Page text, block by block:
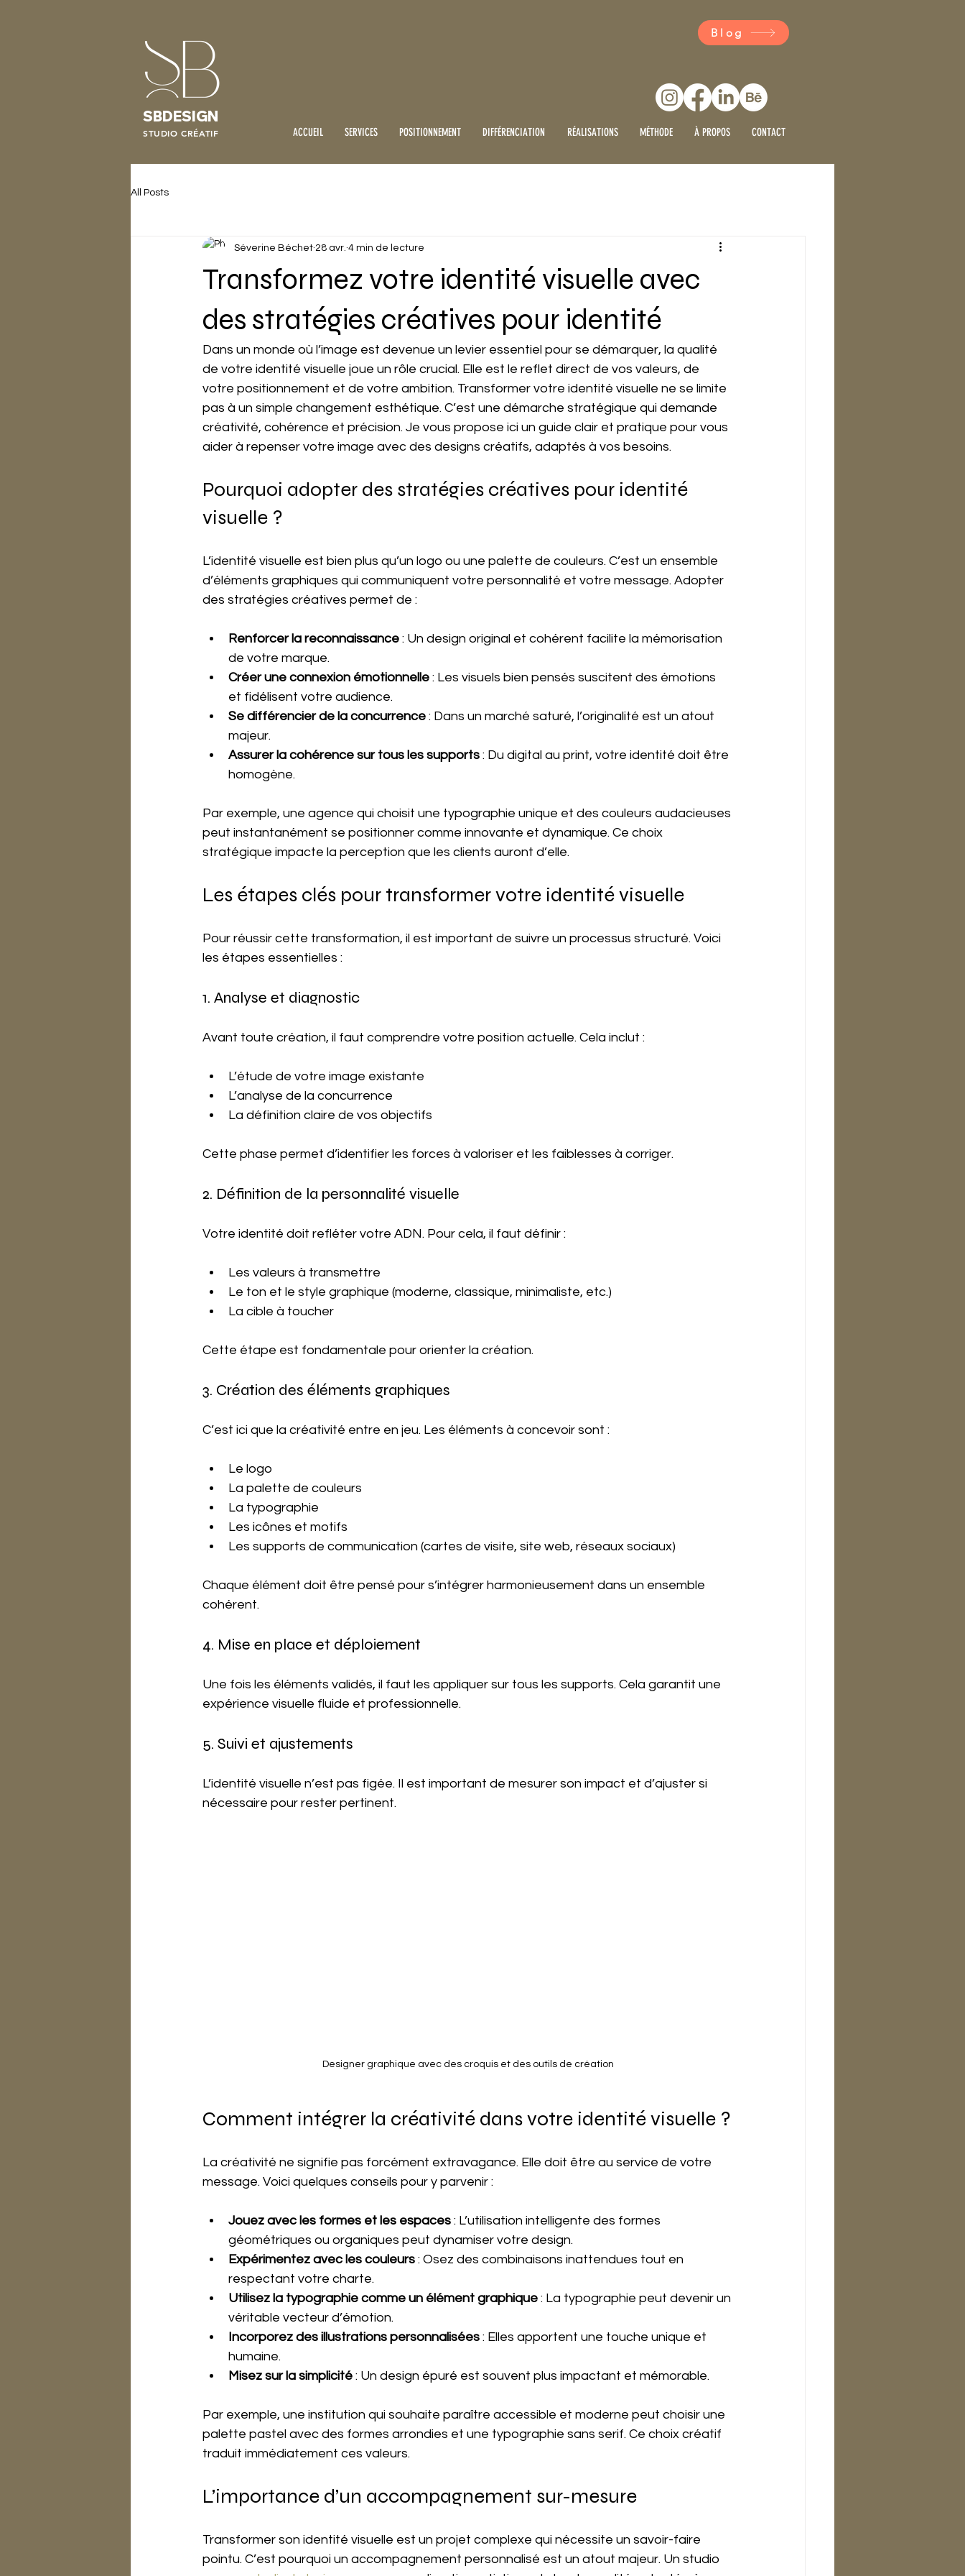
SBDESIGN
STUDIO CRÉATIF
Blog
ACCUEIL SERVICES POSITIONNEMENT DIFFÉRENCIATION RÉALISATIONS MÉTHODE À PROPOS CONTACT
All Posts
Transformez votre identité visuelle avec
des stratégies créatives pour identité
Séverine Béchet 28 avr. 4 min de lecture
Dans un monde où l’image est devenue un levier essentiel pour se démarquer, la qualité
de votre identité visuelle joue un rôle crucial. Elle est le reflet direct de vos valeurs, de
votre positionnement et de votre ambition. Transformer votre identité visuelle ne se limite
pas à un simple changement esthétique. C’est une démarche stratégique qui demande
créativité, cohérence et précision. Je vous propose ici un guide clair et pratique pour vous
aider à repenser votre image avec des designs créatifs, adaptés à vos besoins.
Pourquoi adopter des stratégies créatives pour identité
visuelle ?
L’identité visuelle est bien plus qu’un logo ou une palette de couleurs. C’est un ensemble
d’éléments graphiques qui communiquent votre personnalité et votre message. Adopter
des stratégies créatives permet de :
Renforcer la reconnaissance : Un design original et cohérent facilite la mémorisation
de votre marque.
Créer une connexion émotionnelle : Les visuels bien pensés suscitent des émotions
et fidélisent votre audience.
Se différencier de la concurrence : Dans un marché saturé, l’originalité est un atout
majeur.
Assurer la cohérence sur tous les supports : Du digital au print, votre identité doit être
homogène.
Par exemple, une agence qui choisit une typographie unique et des couleurs audacieuses
peut instantanément se positionner comme innovante et dynamique. Ce choix
stratégique impacte la perception que les clients auront d’elle.
Les étapes clés pour transformer votre identité visuelle
Pour réussir cette transformation, il est important de suivre un processus structuré. Voici
les étapes essentielles :
1. Analyse et diagnostic
Avant toute création, il faut comprendre votre position actuelle. Cela inclut :
L’étude de votre image existante
L’analyse de la concurrence
La définition claire de vos objectifs
Cette phase permet d’identifier les forces à valoriser et les faiblesses à corriger.
2. Définition de la personnalité visuelle
Votre identité doit refléter votre ADN. Pour cela, il faut définir :
Les valeurs à transmettre
Le ton et le style graphique (moderne, classique, minimaliste, etc.)
La cible à toucher
Cette étape est fondamentale pour orienter la création.
3. Création des éléments graphiques
C’est ici que la créativité entre en jeu. Les éléments à concevoir sont :
Le logo
La palette de couleurs
La typographie
Les icônes et motifs
Les supports de communication (cartes de visite, site web, réseaux sociaux)
Chaque élément doit être pensé pour s’intégrer harmonieusement dans un ensemble
cohérent.
4. Mise en place et déploiement
Une fois les éléments validés, il faut les appliquer sur tous les supports. Cela garantit une
expérience visuelle fluide et professionnelle.
5. Suivi et ajustements
L’identité visuelle n’est pas figée. Il est important de mesurer son impact et d’ajuster si
nécessaire pour rester pertinent.
Designer graphique avec des croquis et des outils de création
Comment intégrer la créativité dans votre identité visuelle ?
La créativité ne signifie pas forcément extravagance. Elle doit être au service de votre
message. Voici quelques conseils pour y parvenir :
Jouez avec les formes et les espaces : L’utilisation intelligente des formes
géométriques ou organiques peut dynamiser votre design.
Expérimentez avec les couleurs : Osez des combinaisons inattendues tout en
respectant votre charte.
Utilisez la typographie comme un élément graphique : La typographie peut devenir un
véritable vecteur d’émotion.
Incorporez des illustrations personnalisées : Elles apportent une touche unique et
humaine.
Misez sur la simplicité : Un design épuré est souvent plus impactant et mémorable.
Par exemple, une institution qui souhaite paraître accessible et moderne peut choisir une
palette pastel avec des formes arrondies et une typographie sans serif. Ce choix créatif
traduit immédiatement ces valeurs.
L’importance d’un accompagnement sur-mesure
Transformer son identité visuelle est un projet complexe qui nécessite un savoir-faire
pointu. C’est pourquoi un accompagnement personnalisé est un atout majeur. Un studio